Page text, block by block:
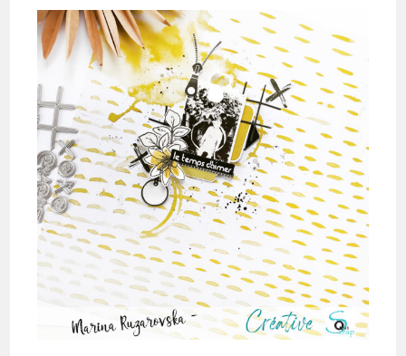
2023
Par
Au
Petit
Bout
De
Papier